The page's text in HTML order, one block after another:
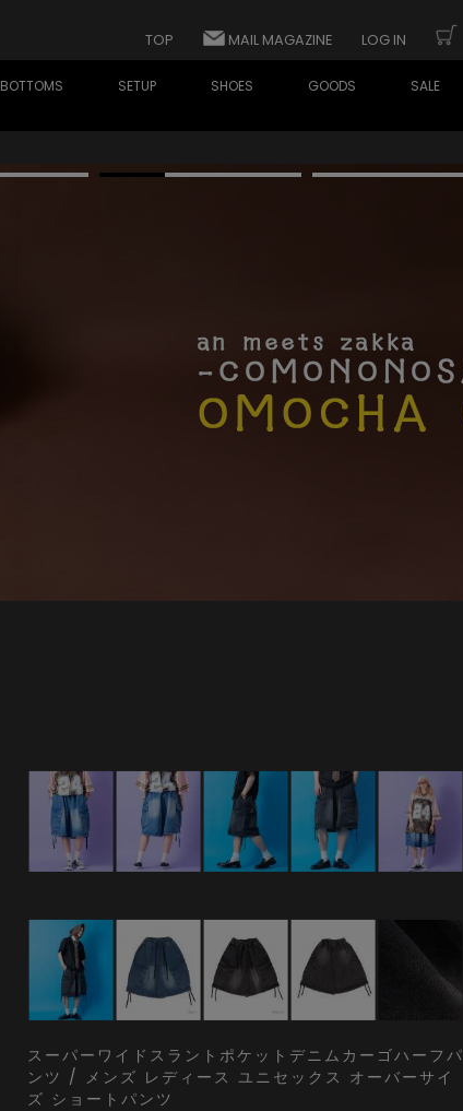
TOP MAIL MAGAZINE LOG IN
BOTTOMS SETUP SHOES GOODS SALE
スーパーワイドスラントポケットデニムカーゴハーフパ
ンツ / メンズ レディース ユニセックス オーバーサイ
ズ ショートパンツ